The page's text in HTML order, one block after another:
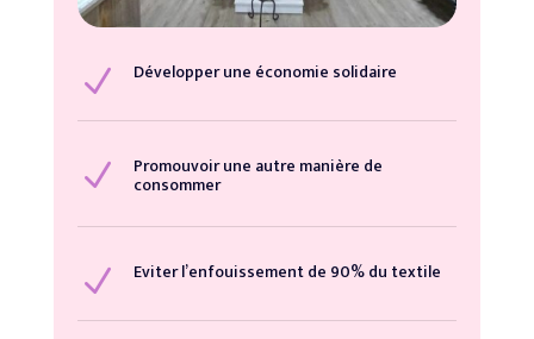
N Développer une économie solidaire
N Promouvoir une autre manière de
consommer
N Eviter l’enfouissement de 90% du textile